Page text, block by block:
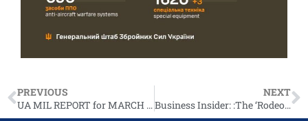
PREVIOUS
UA MIL REPORT for MARCH 2, 2024
NEXT
Business Insider: :The ‘Rodeo Capital of Texas’ is stuck in a debate over more support for Ukraine and the future of the town’s economy